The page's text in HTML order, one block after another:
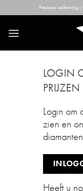
to
content
Precieze calibrering
LOGIN
Login om
zien en
Heeft u